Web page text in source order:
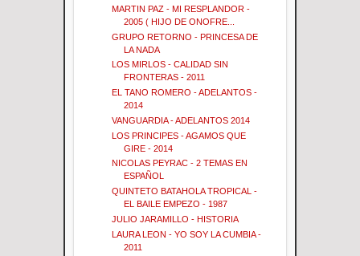
MARTIN PAZ - MI RESPLANDOR -
2005 ( HIJO DE ONOFRE...
GRUPO RETORNO - PRINCESA DE
LA NADA
LOS MIRLOS - CALIDAD SIN
FRONTERAS - 2011
EL TANO ROMERO - ADELANTOS -
2014
VANGUARDIA - ADELANTOS 2014
LOS PRINCIPES - AGAMOS QUE
GIRE - 2014
NICOLAS PEYRAC - 2 TEMAS EN
ESPAÑOL
QUINTETO BATAHOLA TROPICAL -
EL BAILE EMPEZO - 1987
JULIO JARAMILLO - HISTORIA
LAURA LEON - YO SOY LA CUMBIA -
2011